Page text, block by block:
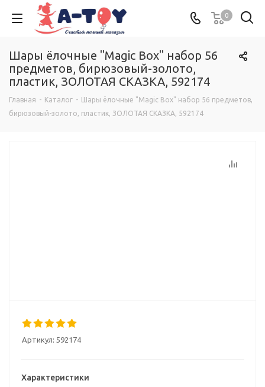
0
Шары ёлочные "Magic Box" набор 56
предметов, бирюзовый-золото,
пластик, ЗОЛОТАЯ СКАЗКА, 592174
Главная - Каталог - Шары ёлочные "Magic Box" набор 56 предметов,
бирюзовый-золото, пластик, ЗОЛОТАЯ СКАЗКА, 592174
Артикул: 592174
Характеристики